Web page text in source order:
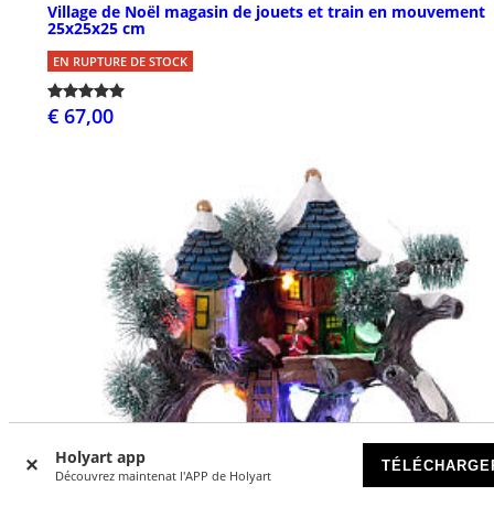
Holyart app
Découvrez maintenat l'APP de Holyart
Village de Noël magasin de jouets et train en mouvement
25x25x25 cm
EN RUPTURE DE STOCK
€ 67,00